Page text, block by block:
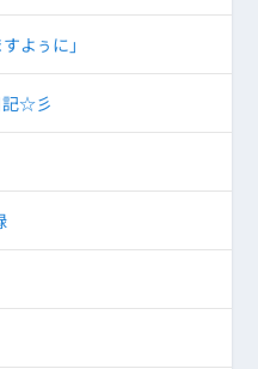
よぅに」
記☆彡